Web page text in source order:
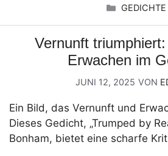
GEDICHTE
Vernunft
Erwachen im
JUNI 12, 2025 VON
Ein Bild, das Vernunft und
Dieses Gedicht, „Trumped by
Bonham, bietet eine scharfe